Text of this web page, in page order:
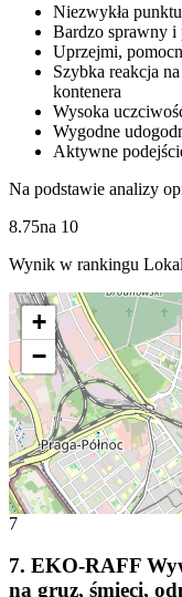
Niezwykła
Bardzo sprawny i
Uprzejmi,
Szybka reakcja
kontenera
Wysoka
Wygodne
Aktywne
Na podstawie analizy
8.75na 10
Wynik w rankingu
+
−
7
7. EKO-RAFF
na gruz, śmieci,